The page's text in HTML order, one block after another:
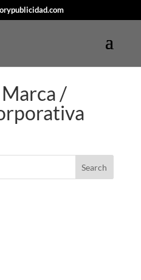
/